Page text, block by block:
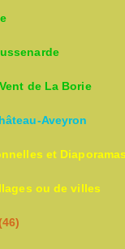
de La Borie
Aveyron
et Diaporamas
ou de villes